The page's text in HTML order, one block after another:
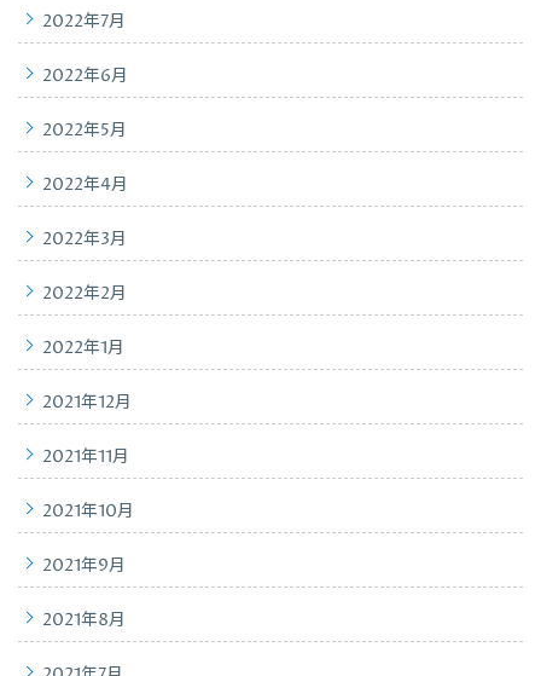
2022年7月
2022年6月
2022年5月
2022年4月
2022年3月
2022年2月
2022年1月
2021年12月
2021年11月
2021年10月
2021年9月
2021年8月